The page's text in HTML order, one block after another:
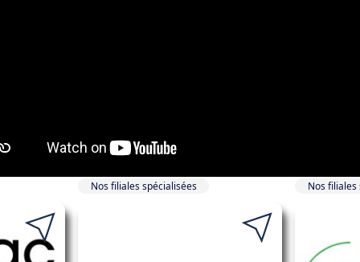
Nos filiales spécialisées Nos filiales